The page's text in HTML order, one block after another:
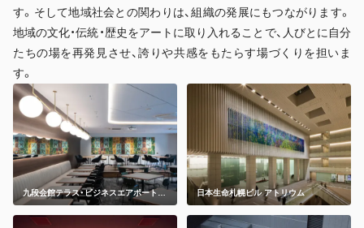
す。そして地域社会との関わりは、組織の発展にもつながります。
地域の文化・伝統・歴史をアートに取り入れることで、人びとに自分
たちの場を再発見させ、誇りや共感をもたらす場づくりを担いま
す。
九段会館テラス・ビジネスエアポート九
段下
日本生命札幌ビル アトリウム